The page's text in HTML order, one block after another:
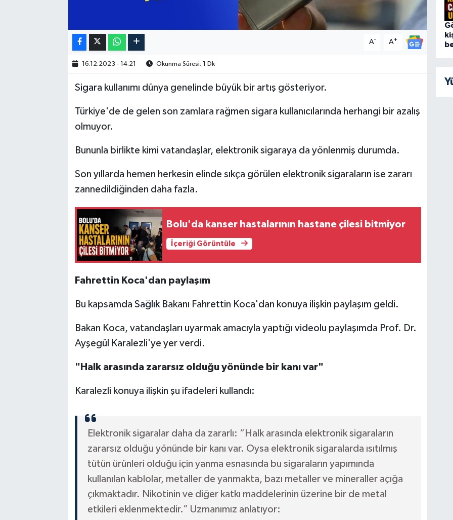
A- A+
16.12.2023 - 14:21 Okunma Süresi: 1 Dk
Sigara kullanımı dünya genelinde büyük bir artış gösteriyor.
Türkiye'de de gelen son zamlara rağmen sigara kullanıcılarında herhangi bir azalış
olmuyor.
Bununla birlikte kimi vatandaşlar, elektronik sigaraya da yönlenmiş durumda.
Son yıllarda hemen herkesin elinde sıkça görülen elektronik sigaraların ise zararı
zannedildiğinden daha fazla.
Bolu'da kanser hastalarının hastane çilesi bitmiyor
İçeriği Görüntüle
Fahrettin Koca'dan paylaşım
Bu kapsamda SağlıkBakanı Fahrettin Koca'dan konuya ilişkin paylaşım geldi.
Bakan Koca, vatandaşları uyarmak amacıyla yaptığı videolu paylaşımda Prof. Dr.
Ayşegül Karalezli'ye yer verdi.
"Halk arasında zararsız olduğu yönünde bir kanı var"
Karalezli konuya ilişkin şu ifadeleri kullandı:
Elektronik sigaralar daha da zararlı: “Halk arasında elektronik sigaraların
zararsız olduğu yönünde bir kanı var. Oysa elektronik sigaralarda ısıtılmış
tütün ürünleri olduğu için yanma esnasında bu sigaraların yapımında
kullanılan kablolar, metaller de yanmakta, bazı metaller ve mineraller açığa
çıkmaktadır. Nikotinin ve diğer katkı maddelerinin üzerine bir de metal
etkileri eklenmektedir.” Uzmanımız anlatıyor: